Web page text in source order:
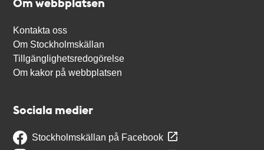
Kontakta oss
Om Stockholmskällan
Tillgänglighetsredogörelse
Om kakor på webbplatsen
Sociala medier
Stockholmskällan på Facebook